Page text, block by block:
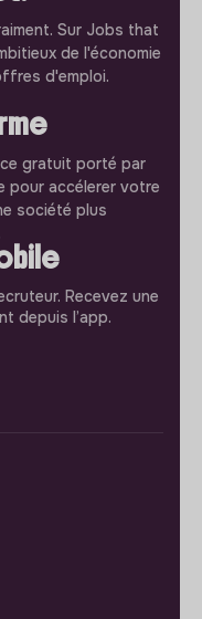
Sur Jobs that
de l'économie
d'emploi.
gratuit porté par
pour accélerer votre
société plus
Recevez une
depuis l’app.